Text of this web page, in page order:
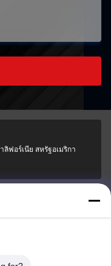
ฟอร์เนีย สหรัฐอเมริกา